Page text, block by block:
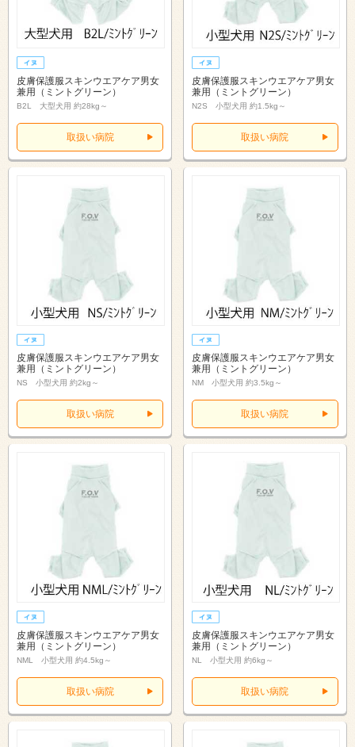
皮膚保護服スキンウエアケア男女
兼用（ミントグリーン）
B2L 大型犬用 約28kg～
取扱い病院
皮膚保護服スキンウエアケア男女
兼用（ミントグリーン）
N2S 小型犬用 約1.5kg～
取扱い病院
皮膚保護服スキンウエアケア男女
兼用（ミントグリーン）
NS 小型犬用 約2kg～
取扱い病院
皮膚保護服スキンウエアケア男女
兼用（ミントグリーン）
NM 小型犬用 約3.5kg～
取扱い病院
皮膚保護服スキンウエアケア男女
兼用（ミントグリーン）
NML 小型犬用 約4.5kg～
取扱い病院
皮膚保護服スキンウエアケア男女
兼用（ミントグリーン）
NL 小型犬用 約6kg～
取扱い病院